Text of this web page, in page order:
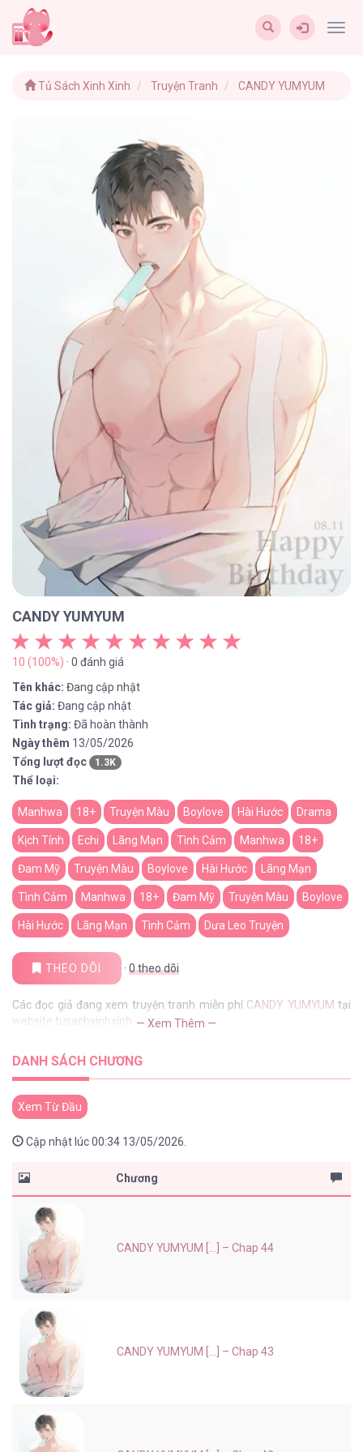
Tủ Sách Xinh Xinh Truyện Tranh CANDY YUMYUM
CANDY YUMYUM
10 (100%) · 0 đánh giá
Tên khác: Đang cập nhật
Tác giả: Đang cập nhật
Tình trạng: Đã hoàn thành
Ngày thêm 13/05/2026
Tổng lượt đọc
1.3K
Thể loại:
Manhwa 18+ Truyện Màu Boylove Hài Hước Drama
Kịch Tính Echi Lãng Mạn Tình Cảm Manhwa 18+
Đam Mỹ Truyện Màu Boylove Hài Hước Lãng Mạn
Tình Cảm Manhwa 18+ Đam Mỹ Truyện Màu Boylove
Hài Hước Lãng Mạn Tình Cảm Dưa Leo Truyện
THEO DÕI · 0theo dõi
Các đọc giả đang xem truyện tranh miễn phí CANDY YUMYUM tại
website tusachxinhxinh — Xem Thêm —
DANH SÁCH CHƯƠNG
Xem Từ Đầu
Cập nhật lúc 00:34 13/05/2026.
Chương
CANDY YUMYUM [...] – Chap 44
CANDY YUMYUM [...] – Chap 43